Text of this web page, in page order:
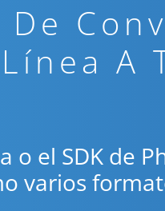
A
o el SDK de
varios